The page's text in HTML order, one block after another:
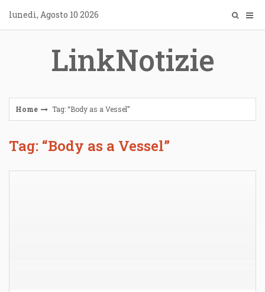
content
lunedì, Agosto 10 2026
LinkNotizie
Home Tag: “Body as a Vessel”
Tag: “Body as a Vessel”